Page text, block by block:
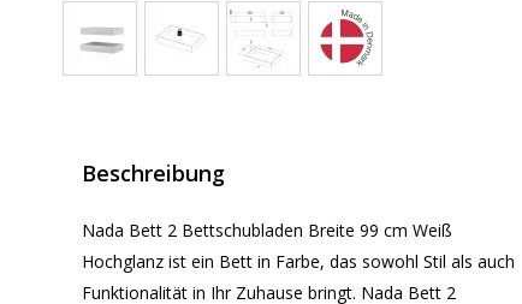
Beschreibung
Nada Bett 2 Bettschubladen Breite 99 cm Weiß
Hochglanz ist ein Bett in Farbe, das sowohl Stil als auch
Funktionalität in Ihr Zuhause bringt. Nada Bett 2